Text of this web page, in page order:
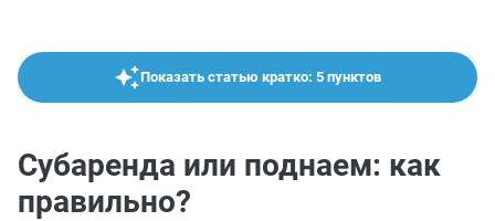
Показать статью кратко: 5 пунктов
Субаренда или поднаем: как
правильно?